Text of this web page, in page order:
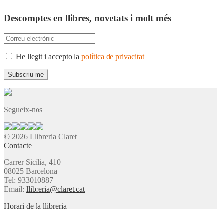
Descomptes en llibres, novetats i molt més
He llegit i accepto la política de privacitat
Segueix-nos
© 2026 Llibreria Claret
Contacte
Carrer Sicília, 410
08025 Barcelona
Tel: 933010887
Email: llibreria@claret.cat
Horari de la llibreria